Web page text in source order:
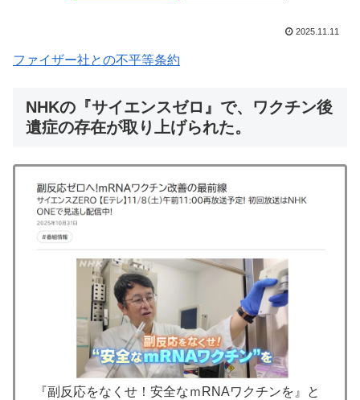
2025.11.11
ファイザー社との不平等条約
NHKの『サイエンスゼロ』で、ワクチン後
遺症の存在が取り上げられた。
『副反応をなくせ！安全なｍRNAワクチンを』と